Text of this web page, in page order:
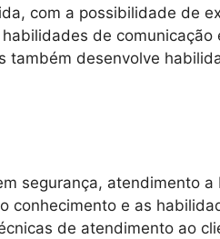
com a possibilidade de
de
desenvolve
segurança, atendimento
conhecimento e as
de atendimento ao